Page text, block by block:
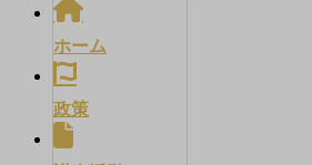
ホーム
政策